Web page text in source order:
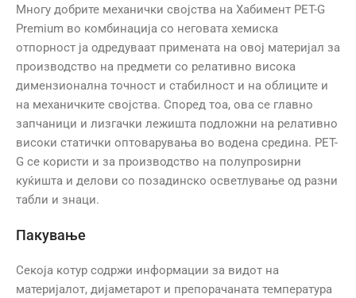
Многу добрите механички својства на Хабимент PET-G
Premium во комбинација со неговата хемиска
отпорност ја одредуваат примената на овој материјал за
производство на предмети со релативно висока
димензионална точност и стабилност и на облиците и
на механичките својства. Според тоа, ова се главно
запчаници и лизгачки лежишта подложни на релативно
високи статички оптоварувања во водена средина. PET-
G се користи и за производство на полупроѕирни
куќишта и делови со позадинско осветлување од разни
табли и знаци.
Пакување
Секоја котур содржи информации за видот на
материјалот, дијаметарот и препорачаната температура